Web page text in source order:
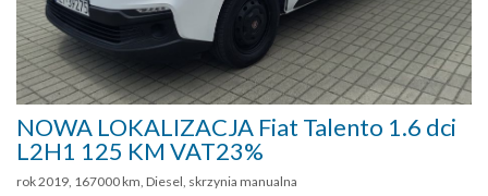
NOWA LOKALIZACJA Fiat Talento 1.6 dci
L2H1 125 KM VAT23%
rok 2019, 167000 km, Diesel, skrzynia manualna